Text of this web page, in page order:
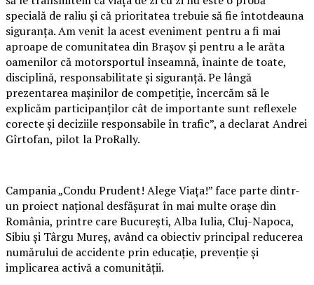
specială de raliu și că prioritatea trebuie să fie întotdeauna
siguranța. Am venit la acest eveniment pentru a fi mai
aproape de comunitatea din Brașov și pentru a le arăta
oamenilor că motorsportul înseamnă, înainte de toate,
disciplină, responsabilitate și siguranță. Pe lângă
prezentarea mașinilor de competiție, încercăm să le
explicăm participanților cât de importante sunt reflexele
corecte și deciziile responsabile în trafic”, a declarat Andrei
Gîrtofan, pilot la ProRally.
Campania „Condu Prudent! Alege Viața!” face parte dintr-
un proiect național desfășurat în mai multe orașe din
România, printre care București, Alba Iulia, Cluj-Napoca,
Sibiu și Târgu Mureș, având ca obiectiv principal reducerea
numărului de accidente prin educație, prevenție și
implicarea activă a comunității.